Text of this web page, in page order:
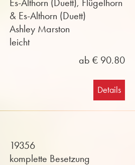
Es-Althorn (Duett), Flügelhorn
& Es-Althorn (Duett)
Ashley Marston
leicht
ab € 90.80
Details
19356
komplette Besetzung